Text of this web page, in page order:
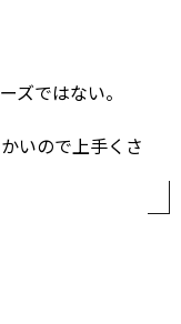
ズではない。
いので上手くさ